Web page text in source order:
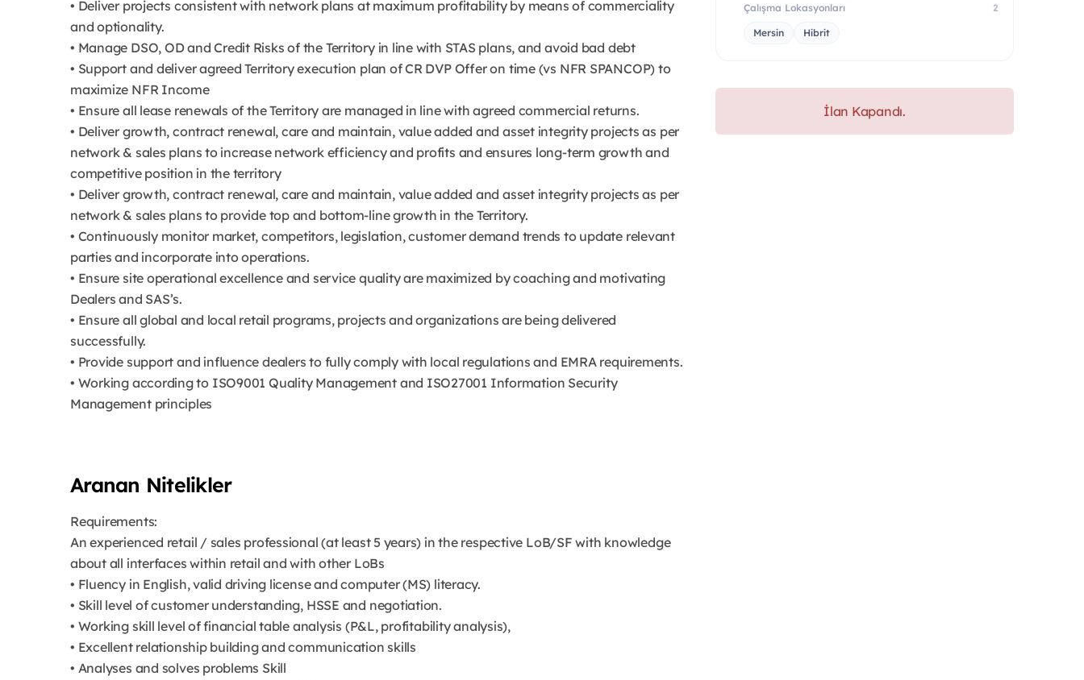
• Deliver projects consistent with network plans at maximum profitability by means of commerciality
and optionality.
• Manage DSO, OD and Credit Risks of the Territory in line with STAS plans, and avoid bad debt
• Support and deliver agreed Territory execution plan of CR DVP Offer on time (vs NFR SPANCOP) to
maximize NFR Income
• Ensure all lease renewals of the Territory are managed in line with agreed commercial returns.
• Deliver growth, contract renewal, care and maintain, value added and asset integrity projects as per
network & sales plans to increase network efficiency and profits and ensures long-term growth and
competitive position in the territory
• Deliver growth, contract renewal, care and maintain, value added and asset integrity projects as per
network & sales plans to provide top and bottom-line growth in the Territory.
• Continuously monitor market, competitors, legislation, customer demand trends to update relevant
parties and incorporate into operations.
• Ensure site operational excellence and service quality are maximized by coaching and motivating
Dealers and SAS’s.
• Ensure all global and local retail programs, projects and organizations are being delivered
successfully.
• Provide support and influence dealers to fully comply with local regulations and EMRA requirements.
• Working according to ISO9001 Quality Management and ISO27001 Information Security
Management principles
Aranan Nitelikler
Requirements:
An experienced retail / sales professional (at least 5 years) in the respective LoB/SF with knowledge
about all interfaces within retail and with other LoBs
• Fluency in English, valid driving license and computer (MS) literacy.
• Skill level of customer understanding, HSSE and negotiation.
• Working skill level of financial table analysis (P&L, profitability analysis),
• Excellent relationship building and communication skills
• Analyses and solves problems Skill
Çalışma Lokasyonları 2
Mersin Hibrit
İlan Kapandı.